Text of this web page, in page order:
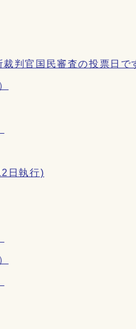
判官国民審査の投票日で
日執行)